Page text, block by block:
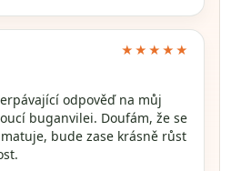
★★★★★
odpověď na můj
buganvilei. Doufám, že se
bude zase krásně růst